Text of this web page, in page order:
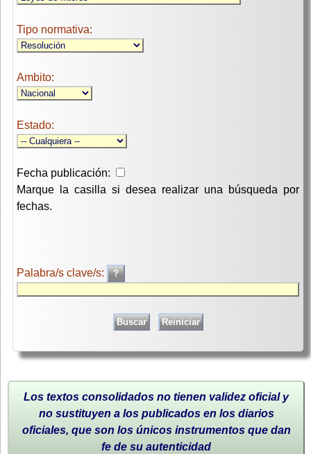
Tipo normativa:
Ambito:
Estado:
Fecha publicación:
Marque la casilla si desea realizar una búsqueda por
fechas.
Palabra/s clave/s:
Los textos consolidados no tienen validez oficial y
no sustituyen a los publicados en los diarios
oficiales, que son los únicos instrumentos que dan
fe de su autenticidad